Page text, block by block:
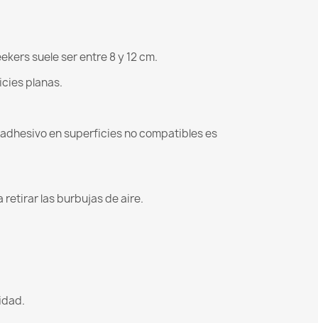
suele ser entre 8 y 12 cm.
planas.
en superficies no compatibles es
retirar las burbujas de aire.